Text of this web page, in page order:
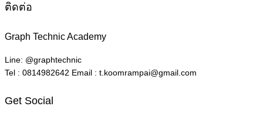
ติดต่อ
Graph Technic Academy
Line: @graphtechnic
Tel : 0814982642 Email : t.koomrampai@gmail.com
Get Social